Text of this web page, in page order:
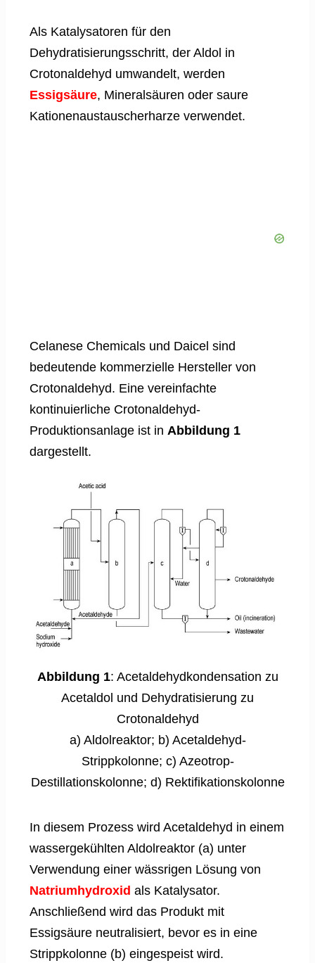
Als Katalysatoren für den
Dehydratisierungsschritt, der Aldol in
Crotonaldehyd umwandelt, werden
Essigsäure, Mineralsäuren oder saure
Kationenaustauscherharze verwendet.
Celanese Chemicals und Daicel sind
bedeutende kommerzielle Hersteller von
Crotonaldehyd. Eine vereinfachte
kontinuierliche Crotonaldehyd-
Produktionsanlage ist in Abbildung 1
dargestellt.
Abbildung 1: Acetaldehydkondensation zu
Acetaldol und Dehydratisierung zu
Crotonaldehyd
a) Aldolreaktor; b) Acetaldehyd-
Strippkolonne; c) Azeotrop-
Destillationskolonne; d) Rektifikationskolonne
In diesem Prozess wird Acetaldehyd in einem
wassergekühlten Aldolreaktor (a) unter
Verwendung einer wässrigen Lösung von
Natriumhydroxid als Katalysator.
Anschließend wird das Produkt mit
Essigsäure neutralisiert, bevor es in eine
Strippkolonne (b) eingespeist wird.